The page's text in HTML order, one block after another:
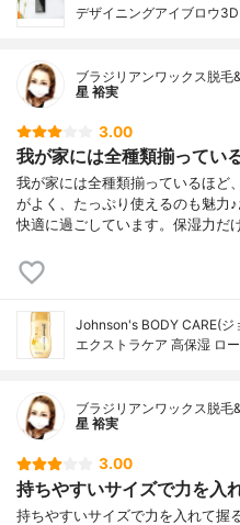
デザイニングアイブロウ3D
ブラジリアンワックス脱
星 裕実
3.00
我が家には全種類揃ってい
我が家には全種類揃っているほど
がよく、たっぷり使えるのも魅力
快適に過ごしています。保湿力だ
Johnson's BODY CARE(ジ
エクストラケア 高保湿 ロ
ブラジリアンワックス脱
星 裕実
3.00
持ちやすいサイズで力を入
持ちやすいサイズで力を入れて握